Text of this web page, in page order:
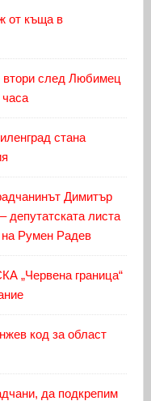
от къща в
втори след Любимец
часа
стана
Димитър
депутатската листа
на Румен Радев
„Червена граница“
код за област
да подкрепим